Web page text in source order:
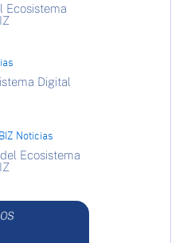
Ecosistema
Digital
Ecosistema